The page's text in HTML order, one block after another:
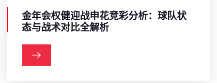
金年会权健迎战申花竞彩分析：球队状
态与战术对比全解析